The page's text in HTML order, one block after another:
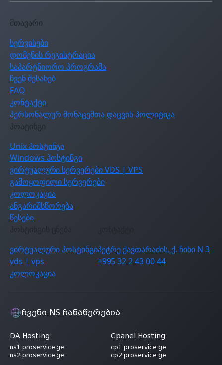
მთავარი
სერვისები
დომენის რეგისტრაცია
საპარტნიორო პროგრამა
ჩვენ შესახებ
FAQ
კონტაქტი
პერსონალურ მონაცემთა დაცვის პოლიტიკა
ჰოსტინგი
Unix ჰოსტინგი
Windows ჰოსტინგი
ვირტუალური სერვერები VDS | VPS
გამოყოფილი სერვერები
კოლოკაცია
ანგარიშსწორება
წესები
ჰოსტინგის ცნება
ვირტუალური ჰოსტინგი
vds | vps
კოლოკაცია
პეტრე ქავთარაძის, ქ. ჩიხი N 3
+995 32 2 43 00 44
ჩვენი NS ჩანაწერებია
DA Hosting
ns1.proservice.ge
ns2.proservice.ge
Cpanel Hosting
cp1.proservice.ge
cp2.proservice.ge